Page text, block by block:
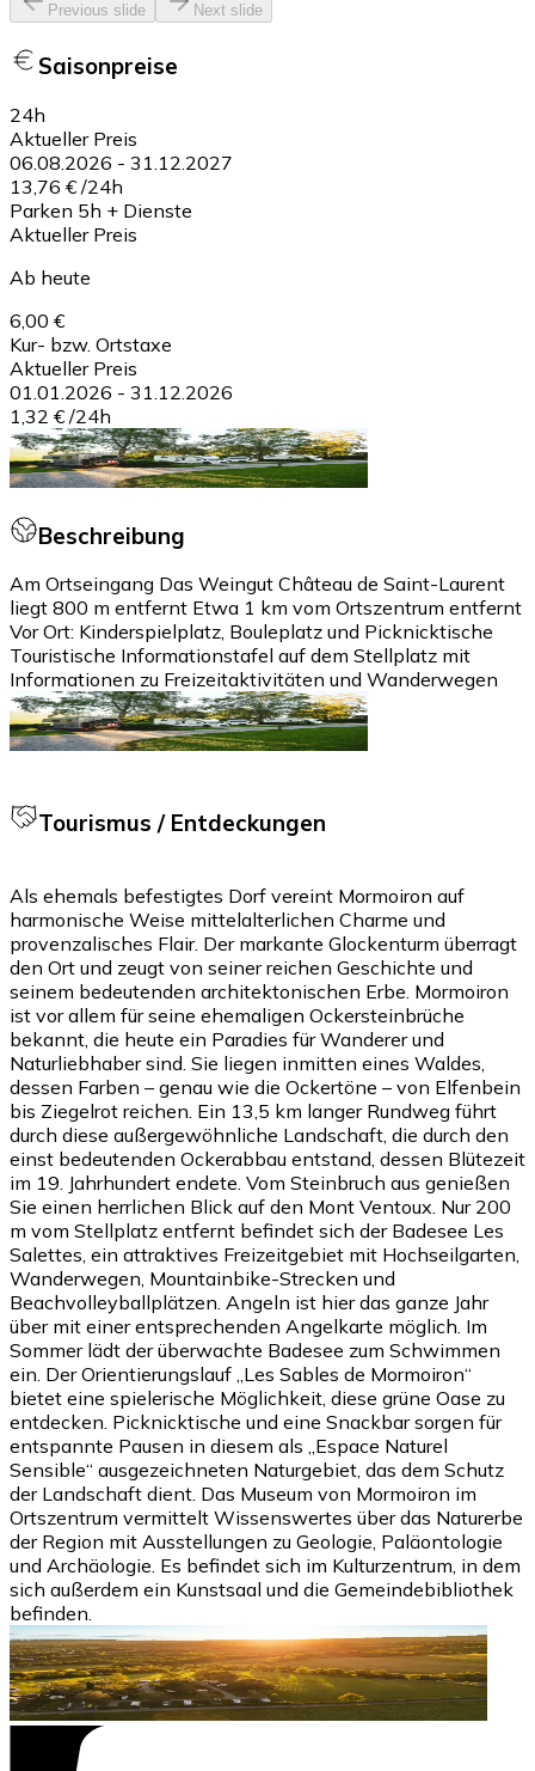
Previous slide Next slide
Saisonpreise
24h
Aktueller Preis
06.08.2026 - 31.12.2027
13,76 € /24h
Parken 5h + Dienste
Aktueller Preis
Ab heute
6,00 €
Kur- bzw. Ortstaxe
Aktueller Preis
01.01.2026 - 31.12.2026
1,32 € /24h
Beschreibung
Am Ortseingang Das Weingut Château de Saint-Laurent
liegt 800 m entfernt Etwa 1 km vom Ortszentrum entfernt
Vor Ort: Kinderspielplatz, Bouleplatz und Picknicktische
Touristische Informationstafel auf dem Stellplatz mit
Informationen zu Freizeitaktivitäten und Wanderwegen
Tourismus / Entdeckungen
Als ehemals befestigtes Dorf vereint Mormoiron auf
harmonische Weise mittelalterlichen Charme und
provenzalisches Flair. Der markante Glockenturm überragt
den Ort und zeugt von seiner reichen Geschichte und
seinem bedeutenden architektonischen Erbe. Mormoiron
ist vor allem für seine ehemaligen Ockersteinbrüche
bekannt, die heute ein Paradies für Wanderer und
Naturliebhaber sind. Sie liegen inmitten eines Waldes,
dessen Farben – genau wie die Ockertöne – von Elfenbein
bis Ziegelrot reichen. Ein 13,5 km langer Rundweg führt
durch diese außergewöhnliche Landschaft, die durch den
einst bedeutenden Ockerabbau entstand, dessen Blütezeit
im 19. Jahrhundert endete. Vom Steinbruch aus genießen
Sie einen herrlichen Blick auf den Mont Ventoux. Nur 200
m vom Stellplatz entfernt befindet sich der Badesee Les
Salettes, ein attraktives Freizeitgebiet mit Hochseilgarten,
Wanderwegen, Mountainbike-Strecken und
Beachvolleyballplätzen. Angeln ist hier das ganze Jahr
über mit einer entsprechenden Angelkarte möglich. Im
Sommer lädt der überwachte Badesee zum Schwimmen
ein. Der Orientierungslauf „Les Sables de Mormoiron“
bietet eine spielerische Möglichkeit, diese grüne Oase zu
entdecken. Picknicktische und eine Snackbar sorgen für
entspannte Pausen in diesem als „Espace Naturel
Sensible“ ausgezeichneten Naturgebiet, das dem Schutz
der Landschaft dient. Das Museum von Mormoiron im
Ortszentrum vermittelt Wissenswertes über das Naturerbe
der Region mit Ausstellungen zu Geologie, Paläontologie
und Archäologie. Es befindet sich im Kulturzentrum, in dem
sich außerdem ein Kunstsaal und die Gemeindebibliothek
befinden.